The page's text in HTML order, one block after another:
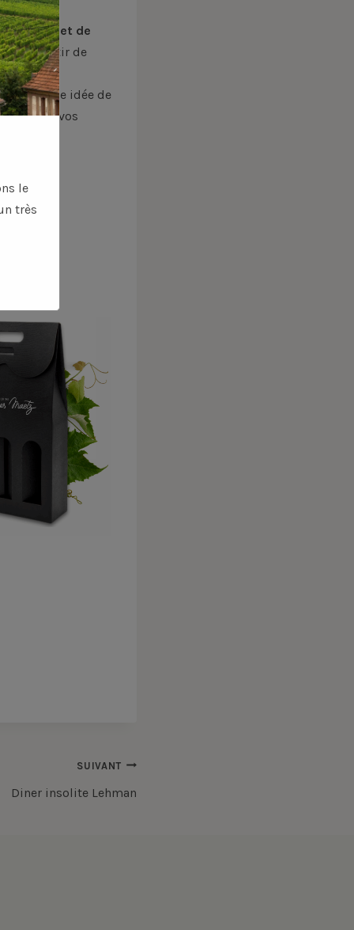
coffret de
à partir de
une belle idée de
célébrer vos
SUIVANT
Diner insolite Lehman
le
très